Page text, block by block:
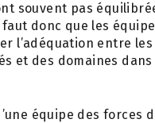
souvent pas
donc que les
l’adéquation entre
des domaines dans
équipe des forces